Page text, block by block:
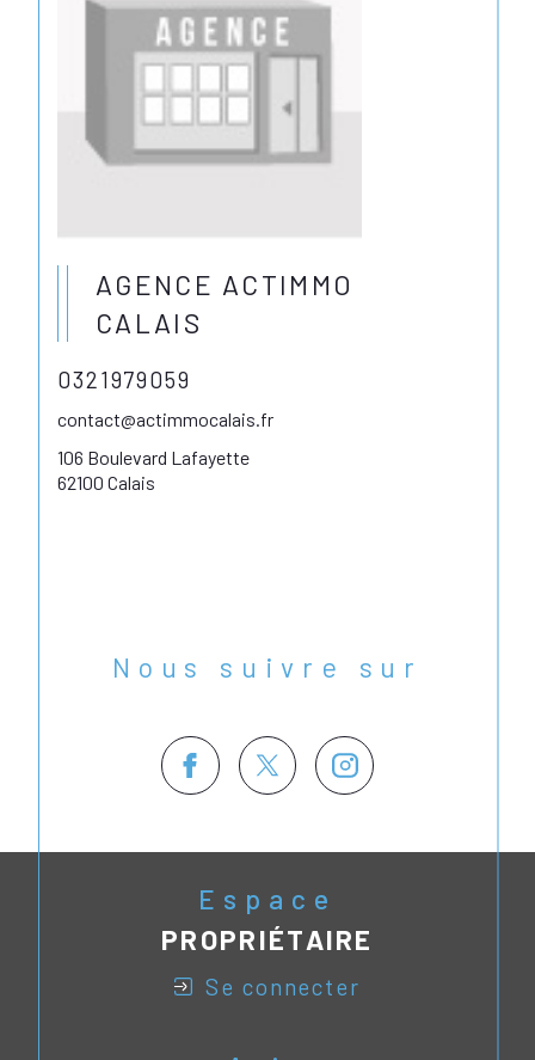
AGENCE ACTIMMO
CALAIS
0321979059
contact@actimmocalais.fr
106 Boulevard Lafayette
62100 Calais
Nous suivre sur
Espace
PROPRIÉTAIRE
se connecter